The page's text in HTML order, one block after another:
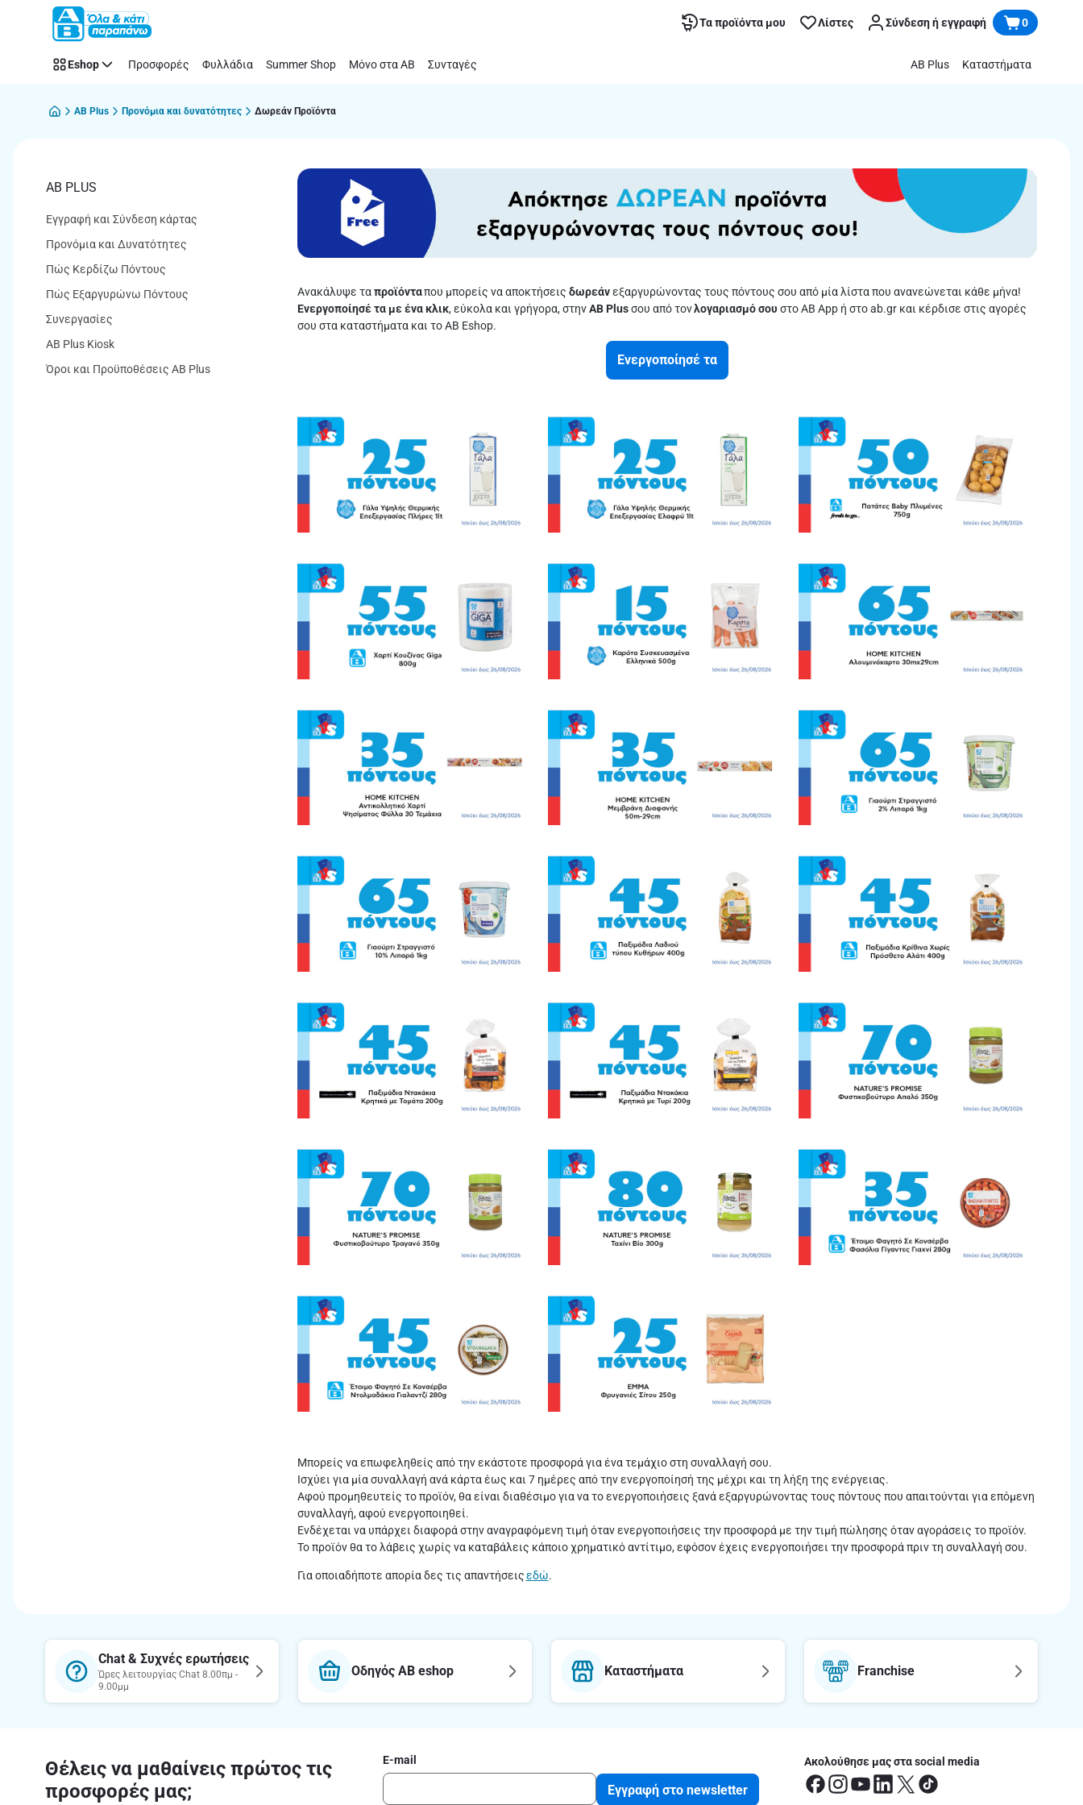
Παράλειψη Τα προϊόντα μου Λίστες Σύνδεση ή εγγραφή 0
Eshop Προσφορές Φυλλάδια Summer Shop Μόνο στα ΑΒ Συνταγές AB Plus Καταστήματα
AB Plus Προνόμια και δυνατότητες Δωρεάν Προϊόντα
AB PLUS
Εγγραφή και Σύνδεση κάρτας
Προνόμια και Δυνατότητες
Πώς Κερδίζω Πόντους
Πώς Εξαργυρώνω Πόντους
Συνεργασίες
AB Plus Kiosk
Όροι και Προϋποθέσεις ΑΒ Plus
Ανακάλυψε ταπροϊόνταπου μπορείς να αποκτήσεις δωρεάνεξαργυρώνοντας τους πόντους σου από μία λίστα που ανανεώνεται κάθε μήνα!
Ενεργοποίησέ τα με ένα κλικ, εύκολα και γρήγορα, στηνAB Plusσου από τονλογαριασμό σου στο AB App ή στο ab.gr και κέρδισε στις αγορές
σου στα καταστήματα και το AB Eshop.
Ενεργοποίησέ τα
Μπορείς να επωφεληθείς από την εκάστοτε προσφορά για ένα τεμάχιο στη συναλλαγή σου.
Ισχύει για μία συναλλαγή ανά κάρτα έως και 7 ημέρες από την ενεργοποίησή της μέχρι και τη λήξη της ενέργειας.
Αφού προμηθευτείς το προϊόν, θα είναι διαθέσιμο για να το ενεργοποιήσεις ξανά εξαργυρώνοντας τους πόντους που απαιτούνται για επόμενη
συναλλαγή, αφού ενεργοποιηθεί.
Ενδέχεται να υπάρχει διαφορά στην αναγραφόμενη τιμή όταν ενεργοποιήσεις την προσφορά με την τιμή πώλησης όταν αγοράσεις το προϊόν.
Το προϊόν θα το λάβεις χωρίς να καταβάλεις κάποιο χρηματικό αντίτιμο, εφόσον έχεις ενεργοποιήσει την προσφορά πριν τη συναλλαγή σου.
Για οποιαδήποτε απορία δες τις απαντήσειςεδώ.
Chat & Συχνές ερωτήσεις
Ώρες λειτουργίας Chat 8.00πμ -
9.00μμ
Οδηγός AB eshop Καταστήματα Franchise
Θέλεις να μαθαίνεις πρώτος τις
προσφορές μας;
E-mail
Εγγραφή στο newsletter
Ακολούθησε μας στα social media